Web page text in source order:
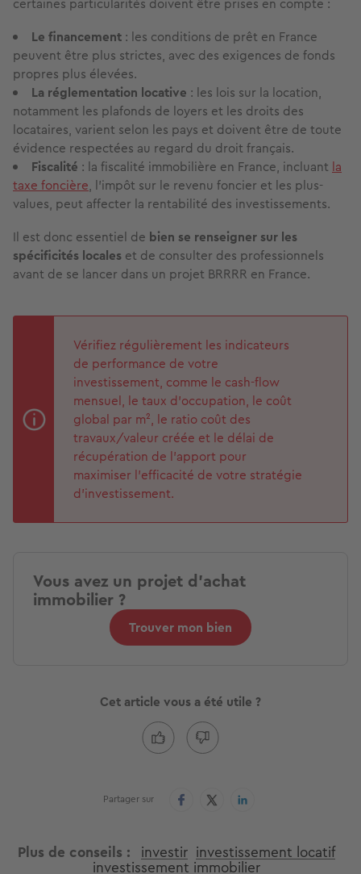
certaines particularités doivent être prises en compte :
Le financement : les conditions de prêt en France
peuvent être plus strictes, avec des exigences de fonds
propres plus élevées.
La réglementation locative : les lois sur la location,
notamment les plafonds de loyers et les droits des
locataires, varient selon les pays et doivent être de toute
évidence respectées au regard du droit français.
Fiscalité : la fiscalité immobilière en France, incluant la
taxe foncière, l'impôt sur le revenu foncier et les plus-
values, peut affecter la rentabilité des investissements.
Il est donc essentiel de bien se renseigner sur les
spécificités locales et de consulter des professionnels
avant de se lancer dans un projet BRRRR en France.
Vérifiez régulièrement les indicateurs
de performance de votre
investissement, comme le cash-flow
mensuel, le taux d’occupation, le coût
global par m², le ratio coût des
travaux/valeur créée et le délai de
récupération de l’apport pour
maximiser l’efficacité de votre stratégie
d’investissement.
Vous avez un projet d'achat
immobilier ?
Trouver mon bien
Cet article vous a été utile ?
Partager sur
Plus de conseils investir investissement locatif
investissement immobilier